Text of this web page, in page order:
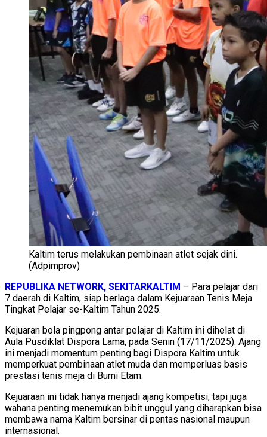
Kaltim terus melakukan pembinaan atlet sejak dini.
(Adpimprov)
REPUBLIKA NETWORK, SEKITARKALTIM – Para pelajar dari
7 daerah di Kaltim, siap berlaga dalam Kejuaraan Tenis Meja
Tingkat Pelajar se-Kaltim Tahun 2025.
Kejuaran bola pingpong antar pelajar di Kaltim ini dihelat di
Aula Pusdiklat Dispora Lama, pada Senin (17/11/2025). Ajang
ini menjadi momentum penting bagi Dispora Kaltim untuk
memperkuat pembinaan atlet muda dan memperluas basis
prestasi tenis meja di Bumi Etam.
Kejuaraan ini tidak hanya menjadi ajang kompetisi, tapi juga
wahana penting menemukan bibit unggul yang diharapkan bisa
membawa nama Kaltim bersinar di pentas nasional maupun
internasional.